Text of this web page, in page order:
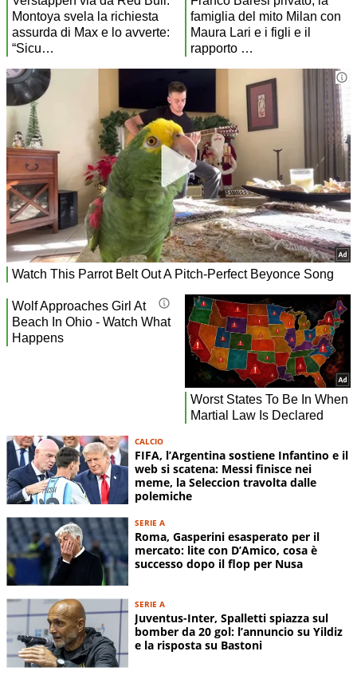
CALCIO
FIFA, l’Argentina sostiene Infantino e il
web si scatena: Messi finisce nei
meme, la Seleccion travolta dalle
polemiche
SERIE A
Roma, Gasperini esasperato per il
mercato: lite con D’Amico, cosa è
successo dopo il flop per Nusa
SERIE A
Juventus-Inter, Spalletti spiazza sul
bomber da 20 gol: l’annuncio su Yildiz
e la risposta su Bastoni